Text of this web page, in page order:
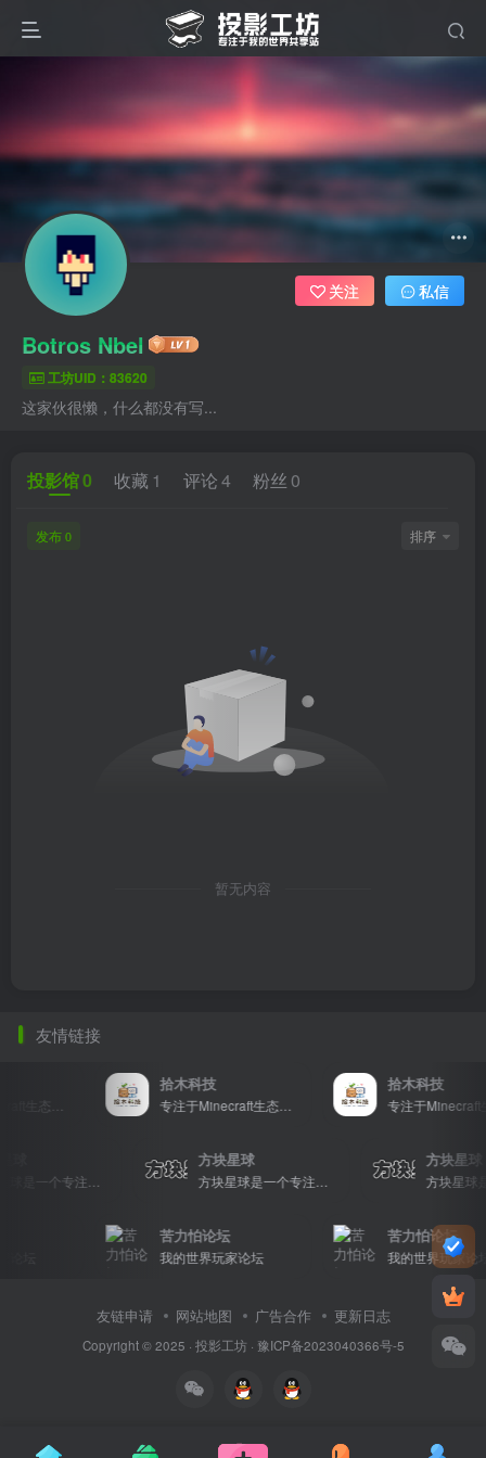
Botros Nbel
工坊UID：83620
这家伙很懒，什么都没有写...
关注 私信
投影馆0 收藏 1 评论4 粉丝 0
发布 0 排序
暂无内容
友情链接
专注于Minecraft生态建设
拾木科技
专注于Minecraft生态建设
拾木科技
方块星球是一个专注于我的世界的中文论坛，提供丰富的资源分享、玩家交流和创意展示，包括地图、皮肤、数据包等内容，打造Minecraft玩家的专属社区乐园！
方块星球
方块星球是一个专注于我的世界的中文论坛，提供丰富的资源分享、玩家交流和创意展示，包括地图、皮肤、数据包等内容，打造Minecraft玩家的专属社区乐园！
方块星
苦力怕论坛
我的世界玩家论坛
苦力怕论坛
我的世界玩家论坛
友链申请 网站地图 广告合作 更新日志
Copyright © 2025 · 投影工坊· 豫ICP备2023040366号-5